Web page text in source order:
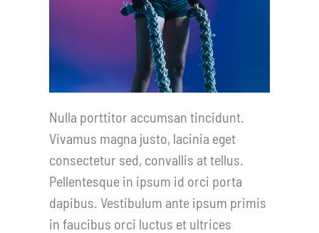
Nulla porttitor accumsan tincidunt.
Vivamus magna justo, lacinia eget
consectetur sed, convallis at tellus.
Pellentesque in ipsum id orci porta
dapibus. Vestibulum ante ipsum primis
in faucibus orci luctus et ultrices